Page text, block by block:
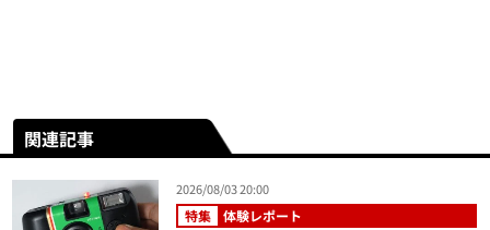
関連記事
2026/08/03 20:00
特集 体験レポート